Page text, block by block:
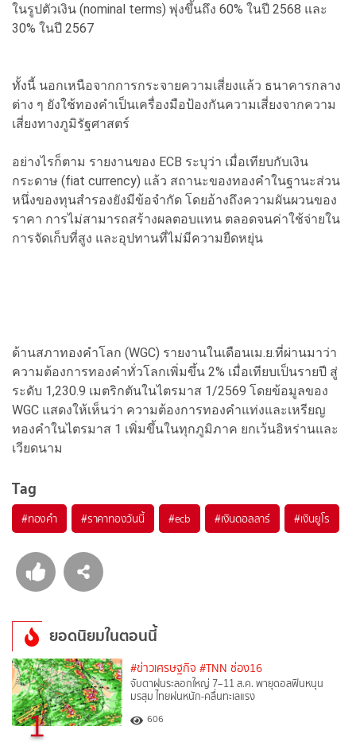
ในรูปตัวเงิน (nominal terms) พุ่งขึ้นถึง 60% ในปี 2568 และ
30% ในปี 2567
ทั้งนี้ นอกเหนือจากการกระจายความเสี่ยงแล้ว ธนาคารกลาง
ต่าง ๆ ยังใช้ทองคำเป็นเครื่องมือป้องกันความเสี่ยงจากความ
เสี่ยงทางภูมิรัฐศาสตร์
อย่างไรก็ตาม รายงานของ ECB ระบุว่า เมื่อเทียบกับเงิน
กระดาษ (fiat currency) แล้ว สถานะของทองคำในฐานะส่วน
หนึ่งของทุนสำรองยังมีข้อจำกัด โดยอ้างถึงความผันผวนของ
ราคา การไม่สามารถสร้างผลตอบแทน ตลอดจนค่าใช้จ่ายใน
การจัดเก็บที่สูง และอุปทานที่ไม่มีความยืดหยุ่น
ด้านสภาทองคำโลก (WGC) รายงานในเดือนเม.ย.ที่ผ่านมาว่า
ความต้องการทองคำทั่วโลกเพิ่มขึ้น 2% เมื่อเทียบเป็นรายปี สู่
ระดับ 1,230.9 เมตริกตันในไตรมาส 1/2569 โดยข้อมูลของ
WGC แสดงให้เห็นว่า ความต้องการทองคำแท่งและเหรียญ
ทองคำในไตรมาส 1 เพิ่มขึ้นในทุกภูมิภาค ยกเว้นอิหร่านและ
เวียดนาม
Tag
#ทองคำ #ราคาทองวันนี้ #ecb #เงินดอลลาร์ #เงินยูโร
ยอดนิยมในตอนนี้
1
#ข่าวเศรษฐกิจ #TNN ช่อง16
จับตาฝนระลอกใหญ่ 7–11 ส.ค. พายุดอลฟินหนุน
มรสุม ไทยฝนหนัก-คลื่นทะเลแรง
606